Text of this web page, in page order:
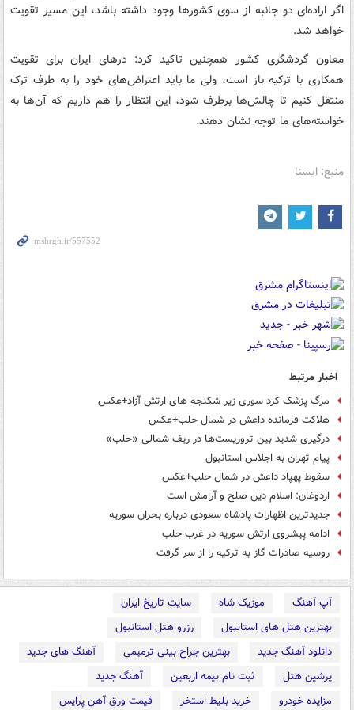
اگر اراده‌ای دو جانبه از سوی کشورها وجود داشته باشد، این مسیر تقویت
خواهد شد.
معاون گردشگری کشور همچنین تاکید کرد: درهای ایران برای تقویت
همکاری با ترکیه باز است، ولی ما باید اعتراض‌های خود را به طرف ترک
منتقل کنیم تا چالش‌ها برطرف شود، این انتظار را هم داریم که آن‌ها به
خواسته‌های ما توجه نشان دهند.
منبع: ایسنا
اخبار مرتبط
مرگ پزشک کرد سوری زیر شکنجه های ارتش آزاد+عکس
هلاکت فرمانده داعش در شمال حلب+عکس
درگیری شدید بین تروریست‌ها در ریف شمالی «حلب»
پیام تهران به اجلاس استانبول
سقوط پهپاد داعش در شمال حلب+عکس
اردوغان: اسلام دین صلح و آرامش است
جدیدترین اظهارات پادشاه سعودی درباره بحران سوریه
ادامه پیشروی ارتش سوریه در غرب حلب
روسیه صادرات گاز به ترکیه را از سر گرفت
آپ آهنگ موزیک شاه
سایت تاریخ ایران
بهترین هتل های استانبول
رزرو هتل استانبول
دانلود آهنگ جدید
بهترین جراح بینی ترمیمی
آهنگ های جدید
پرشین هتل
ثبت نام بیمه اربعین
آهنگ جدید
مزایده خودرو
خرید بلیط استخر
قیمت ورق آهن پرایس